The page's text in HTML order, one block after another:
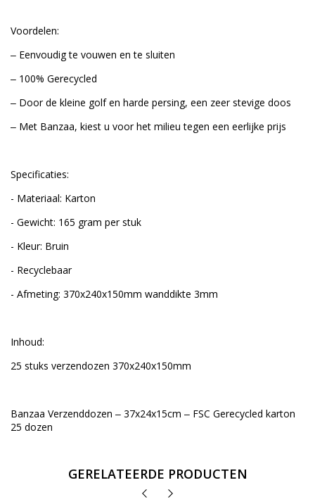
Voordelen:
‒ Eenvoudig te vouwen en te sluiten
‒ 100% Gerecycled
‒ Door de kleine golf en harde persing, een zeer stevige doos
‒ Met Banzaa, kiest u voor het milieu tegen een eerlijke prijs
Specificaties:
- Materiaal: Karton
- Gewicht: 165 gram per stuk
- Kleur: Bruin
- Recyclebaar
- Afmeting: 370x240x150mm wanddikte 3mm
Inhoud:
25 stuks verzendozen 370x240x150mm
Banzaa Verzenddozen ‒ 37x24x15cm ‒ FSC Gerecycled karton
25 dozen
GERELATEERDE PRODUCTEN